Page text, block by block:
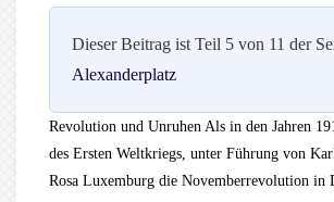
Dieser Beitrag ist Teil 5 von 11 der
Alexanderplatz
Revolution und Unruhen Als in den Jahren
des Ersten Weltkriegs, unter Führung von
Rosa Luxemburg die Novemberrevolution in